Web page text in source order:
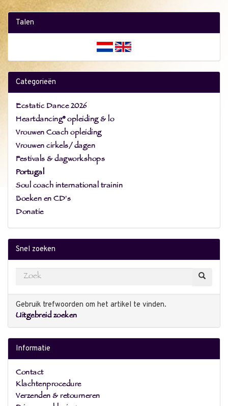
Talen
Categorieën
Ecstatic Dance 2026
Heartdancing® opleiding & lo
Vrouwen Coach opleiding
Vrouwen cirkels/ dagen
Festivals & dagworkshops
Portugal
Soul coach international trainin
Boeken en CD's
Donatie
Snel zoeken
Gebruik trefwoorden om het artikel te vinden.
Uitgebreid zoeken
Informatie
Contact
Klachtenprocedure
Verzenden & retourneren